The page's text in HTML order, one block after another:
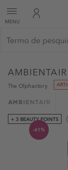
MENU
AMBIENTAIR
The Olphactory
+ 3 BEAUTY POINTS
-61%